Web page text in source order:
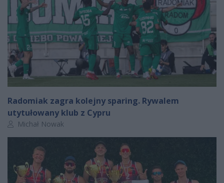
Radomiak zagra kolejny sparing. Rywalem
utytułowany klub z Cypru
Autor artykułu:
Michał Nowak